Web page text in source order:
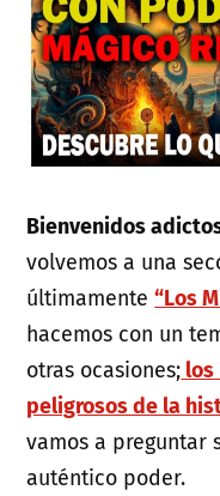
Bienvenidos
volvemos a una
últimamente“Los
hacemos con un
otras ocasiones; los
peligrosos de la
vamos a preguntar
auténtico poder.